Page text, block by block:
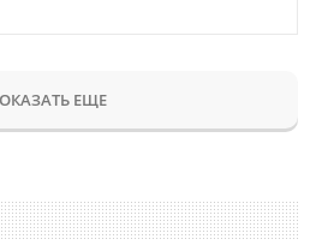
ЕЩЕ